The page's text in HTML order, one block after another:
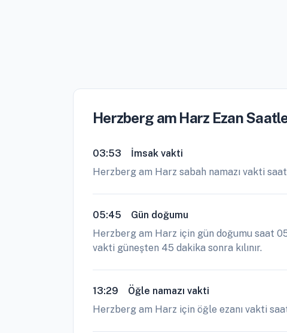
Herzberg am Harz Ezan
03:53
İmsak vakti
Herzberg am Harz sabah namazı vakti
05:45
Gün doğumu
Herzberg am Harz için gün doğumu saat
vakti güneşten 45 dakika sonra kılınır.
13:29
Öğle namazı vakti
Herzberg am Harz için öğle ezanı vakti saat